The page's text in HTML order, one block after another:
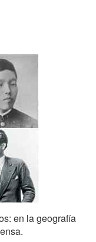
en la geografía